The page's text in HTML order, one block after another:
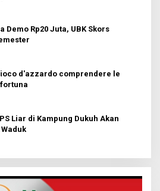
Demo Rp20 Juta, UBK Skors
d'azzardo comprendere le
Liar di Kampung Dukuh Akan